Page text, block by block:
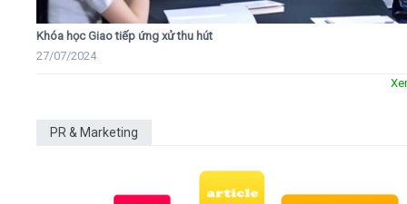
Khóa học Giao tiếp ứng xử thu hút
27/07/2024
PR & Marketing